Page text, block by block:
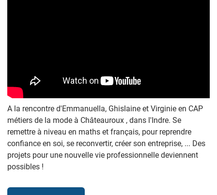
A la rencontre d'Emmanuella, Ghislaine et Virginie en CAP
métiers de la mode à Châteauroux , dans l'Indre. Se
remettre à niveau en maths et français, pour reprendre
confiance en soi, se reconvertir, créer son entreprise, ... Des
projets pour une nouvelle vie professionnelle deviennent
possibles !